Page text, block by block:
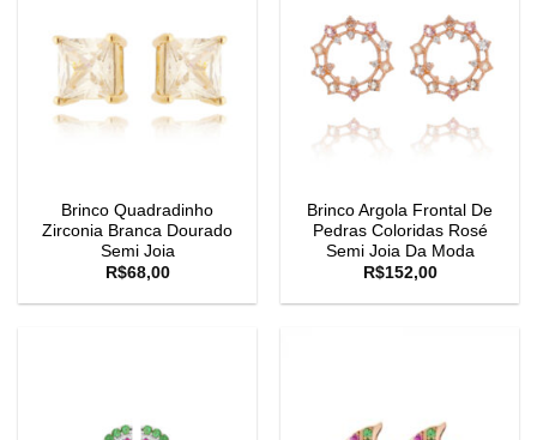
Brinco Quadradinho
Zirconia Branca Dourado
Semi Joia
R$68,00
Brinco Argola Frontal De
Pedras Coloridas Rosé
Semi Joia Da Moda
R$152,00